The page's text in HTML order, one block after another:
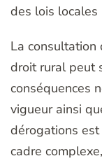
des lois locales
La consultation
droit rural peut
conséquences
vigueur ainsi
dérogations
cadre